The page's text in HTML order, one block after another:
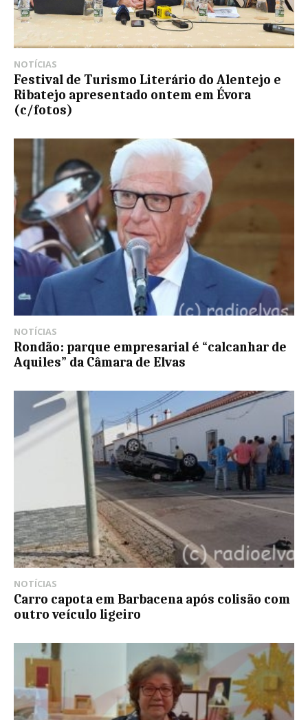
NOTÍCIAS
Festival de Turismo Literário do Alentejo e
Ribatejo apresentado ontem em Évora
(c/fotos)
NOTÍCIAS
Rondão: parque empresarial é “calcanhar de
Aquiles” da Câmara de Elvas
NOTÍCIAS
Carro capota em Barbacena após colisão com
outro veículo ligeiro